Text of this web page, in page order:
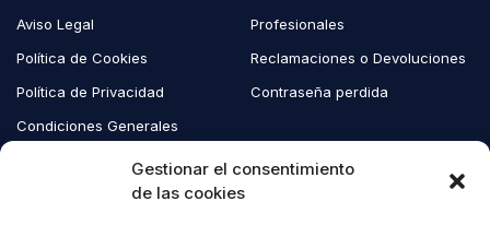
Gestionar el consentimiento
de las cookies
Aviso Legal
Política de Cookies
Política de Privacidad
Condiciones Generales
Profesionales
Reclamaciones o Devoluciones
Contraseña perdida